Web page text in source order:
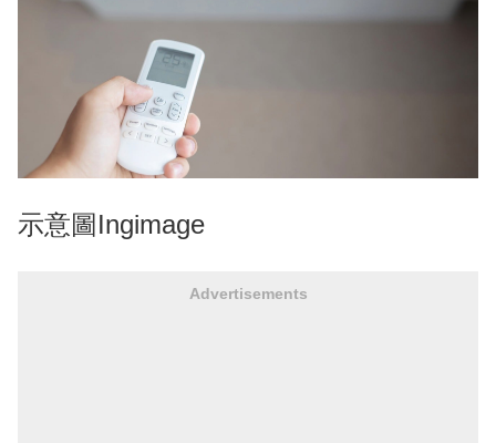
示意圖Ingimage
Advertisements